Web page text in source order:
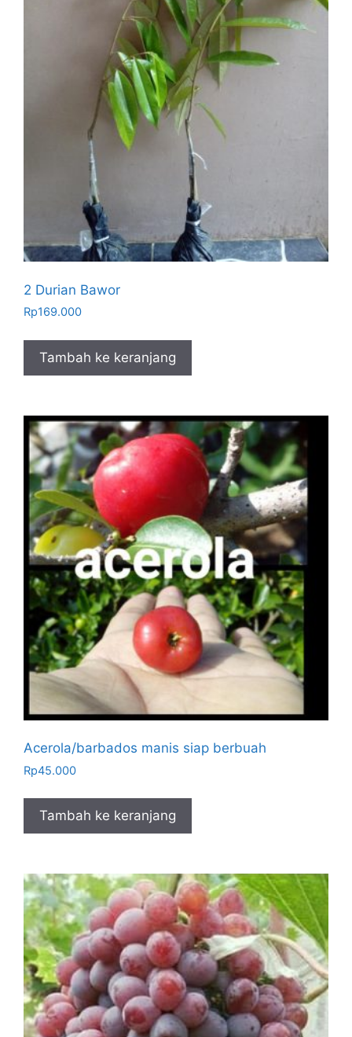
2 Durian Bawor
Rp169.000
Tambah ke keranjang
Acerola/barbados manis siap berbuah
Rp45.000
Tambah ke keranjang